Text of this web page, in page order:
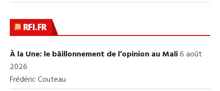
RFI.FR
À la Une: le bâillonnement de l’opinion au Mali6 août
2026
Frédéric Couteau